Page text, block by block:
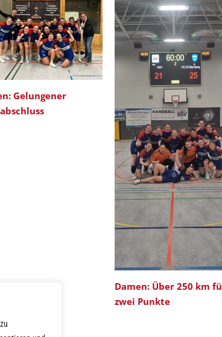
Gelungener
Damen: Über 250 km
zwei Punkte